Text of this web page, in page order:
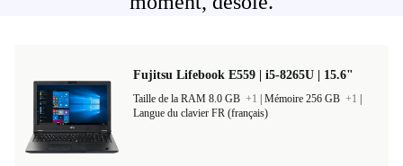
Fujitsu Lifebook E559 | i5-8265U | 15.6"
Taille de la RAM 8.0 GB +1 Mémoire 256 GB +1
Langue du clavier FR (français)